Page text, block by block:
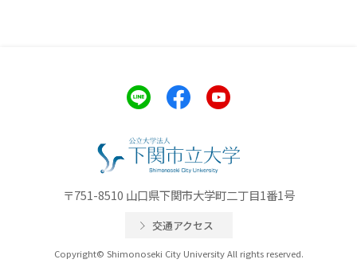
〒751-8510 山口県下関市大学町二丁目1番1号
交通アクセス
Copyright© Shimonoseki City University All rights reserved.